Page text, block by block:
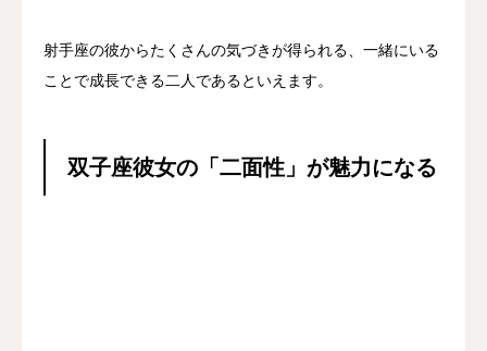
射手座の彼からたくさんの気づきが得られる、一緒にいる
ことで成長できる二人であるといえます。
双子座彼女の「二面性」が魅力になる